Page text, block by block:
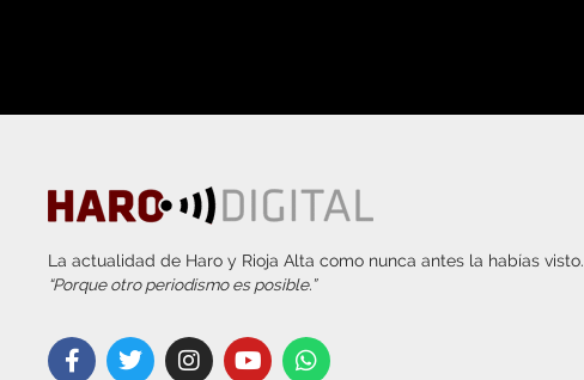
La actualidad de Haro y Rioja Alta como nunca antes la habías visto.
“Porque otro periodismo es posible.”